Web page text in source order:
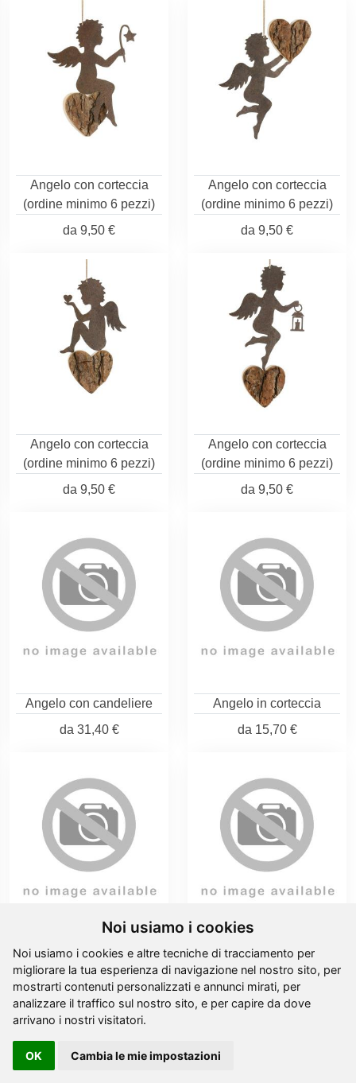
Noi usiamo i cookies
Noi usiamo i cookies e altre tecniche di tracciamento per
migliorare la tua esperienza di navigazione nel nostro sito, per
mostrarti contenuti personalizzati e annunci mirati, per
analizzare il traffico sul nostro sito, e per capire da dove
arrivano i nostri visitatori.
OK Cambia le mie impostazioni
Angelo con corteccia
(ordine minimo 6 pezzi)
da 9,50 €
Angelo con corteccia
(ordine minimo 6 pezzi)
da 9,50 €
Angelo con corteccia
(ordine minimo 6 pezzi)
da 9,50 €
Angelo con corteccia
(ordine minimo 6 pezzi)
da 9,50 €
Angelo con candeliere
da 31,40 €
Angelo in corteccia
da 15,70 €
da22,90 €
triangolo legno
da14,30 €